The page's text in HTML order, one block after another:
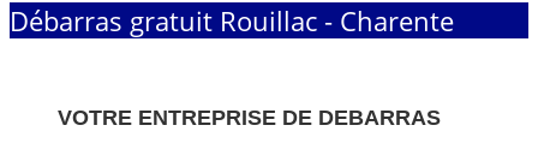
Débarras gratuit Rouillac - Charente
VOTRE ENTREPRISE DE DEBARRAS